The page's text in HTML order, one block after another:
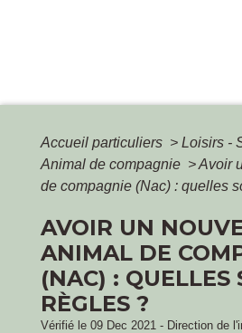
Accueil particuliers > Loisirs -
Animal de compagnie >Avoir
de compagnie (Nac) : quelles
AVOIR UN
ANIMAL DE
(NAC) : QUELLES
RÈGLES ?
Vérifié le 09 Dec 2021 - Direction de